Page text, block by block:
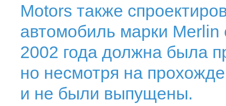
Motors также
автомобиль марки
2002 года должна была
но несмотря на
и не были выпущены.